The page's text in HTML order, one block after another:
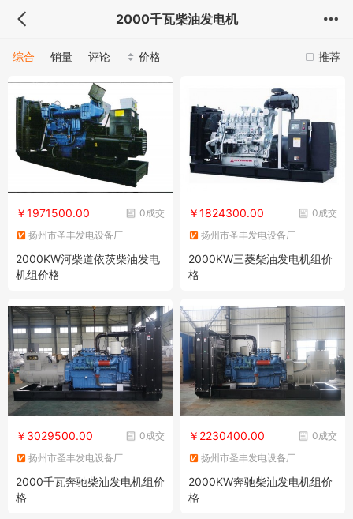
2000千瓦柴油发电机
推荐
综合 销量 评论 价格
0成交
￥1971500.00
扬州市圣丰发电设备厂
2000KW河柴道依茨柴油发电
机组价格
0成交
￥1824300.00
扬州市圣丰发电设备厂
2000KW三菱柴油发电机组价
格
0成交
￥3029500.00
扬州市圣丰发电设备厂
2000千瓦奔驰柴油发电机组价
格
0成交
￥2230400.00
扬州市圣丰发电设备厂
2000KW奔驰柴油发电机组价
格